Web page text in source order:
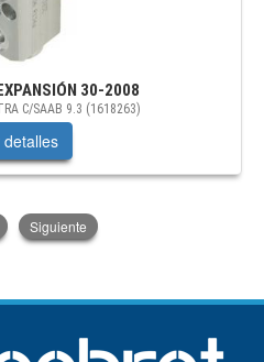
30-2008
C/SAAB 9.3 (1618263)
detalles
Siguiente